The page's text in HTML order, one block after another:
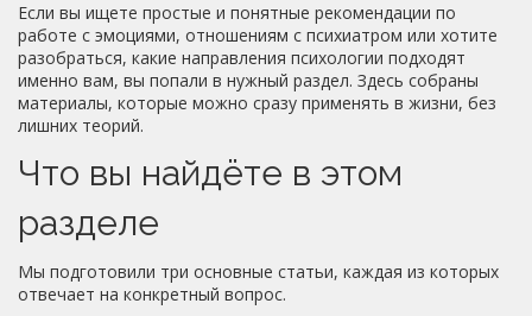
Если вы ищете простые и понятные рекомендации по
работе с эмоциями, отношениям с психиатром или хотите
разобраться, какие направления психологии подходят
именно вам, вы попали в нужный раздел. Здесь собраны
материалы, которые можно сразу применять в жизни, без
лишних теорий.
Что вы найдёте в этом
разделе
Мы подготовили три основные статьи, каждая из которых
отвечает на конкретный вопрос.